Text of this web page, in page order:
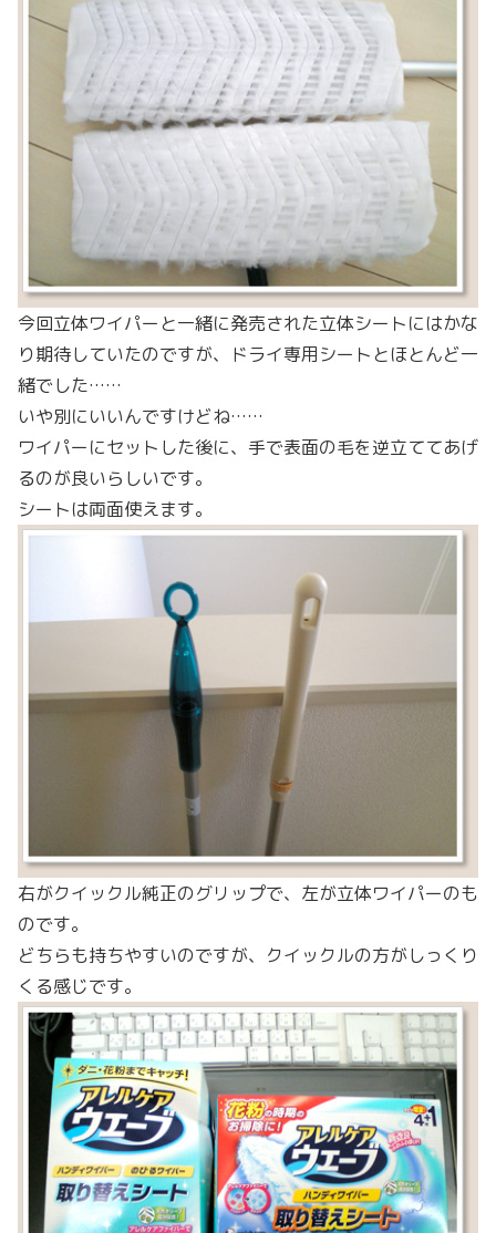
今回立体ワイパーと一緒に発売された立体シートにはかな
り期待していたのですが、ドライ専用シートとほとんど一
緒でした……
いや別にいいんですけどね……
ワイパーにセットした後に、手で表面の毛を逆立ててあげ
るのが良いらしいです。
シートは両面使えます。
右がクイックル純正のグリップで、左が立体ワイパーのも
のです。
どちらも持ちやすいのですが、クイックルの方がしっくり
くる感じです。